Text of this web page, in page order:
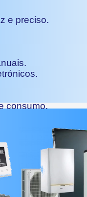
e preciso.
consumo.